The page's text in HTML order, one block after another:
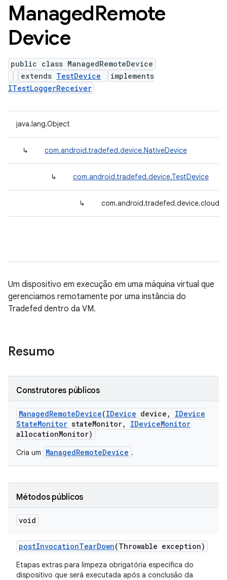
ManagedRemote
Device
public class ManagedRemoteDevice
extends TestDevice
implements
ITestLoggerReceiver
java.lang.Object
↳ com.android.tradefed.device.NativeDevice
↳ com.android.tradefed.device.TestDevice
↳
Um dispositivo em execução em uma máquina virtual que
gerenciamos remotamente por uma instância do
Tradefed dentro da VM.
Resumo
Construtores públicos
ManagedRemoteDevice(IDevice device ,
IDevice
StateMonitor stateMonitor, IDeviceMonitor
allocationMonitor)
Cria um ManagedRemoteDevice .
Métodos públicos
void
postInvocationTearDown(Throwable exception)
Etapas extras para limpeza obrigatória específica do
dispositivo que será executada após a conclusão da